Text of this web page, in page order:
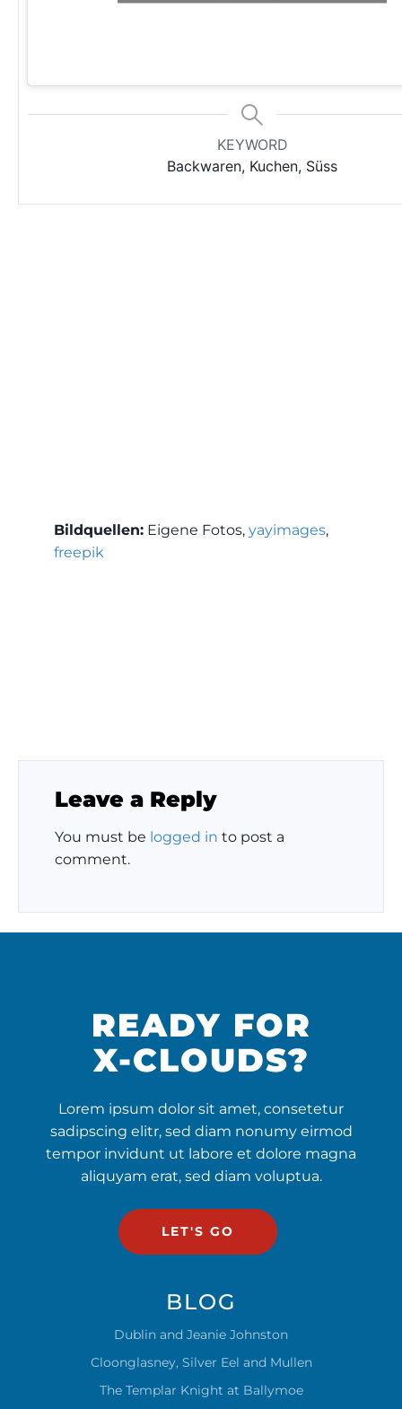
KEYWORD
Backwaren, Kuchen, Süss
Bildquellen: Eigene Fotos, yayimages,
freepik
Leave a Reply
You must be logged in to post a
comment.
READY FOR
X-CLOUDS?
Lorem ipsum dolor sit amet, consetetur
sadipscing elitr, sed diam nonumy eirmod
tempor invidunt ut labore et dolore magna
aliquyam erat, sed diam voluptua.
LET'S GO
BLOG
Dublin and Jeanie Johnston
Cloonglasney, Silver Eel and Mullen
The Templar Knight at Ballymoe